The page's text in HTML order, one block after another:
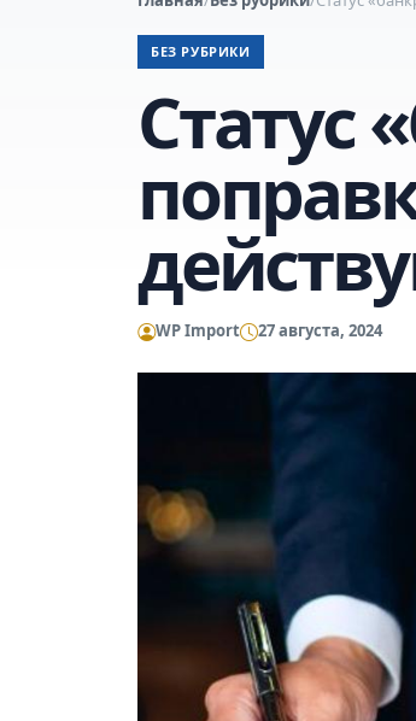
БЕЗ РУБРИКИ
Статус
WP Import 27 августа, 2024